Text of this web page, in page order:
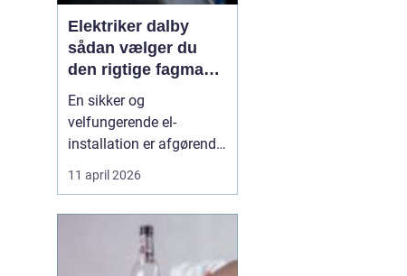
Elektriker dalby
sådan vælger du
den rigtige fagmand
til dine el-opgaver
En sikker og
velfungerende el-
installation er afgørende
i både hjem, virksomhed
og institution. Når der
installationer, udskiftes
gamle kabler eller
11 april 2026